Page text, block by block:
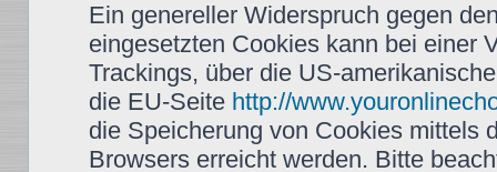
Ein genereller Widerspruch gegen
eingesetzten Cookies kann bei einer
Trackings, über die US-
die EU-Seite http://
die Speicherung von Cookies mittels
Browsers erreicht werden. Bitte